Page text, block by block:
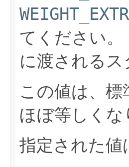
てください。
に渡されるス
この値は、
ほぼ等しくな
指定された